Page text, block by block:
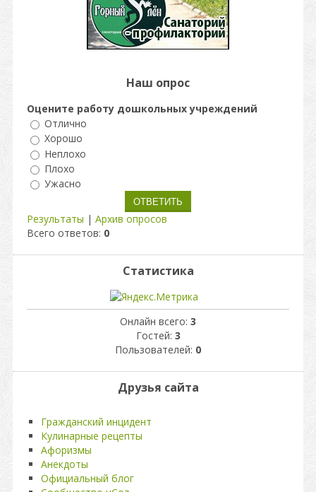
Наш опрос
Оцените работу дошкольных учреждений
Отлично
Хорошо
Неплохо
Плохо
Ужасно
Результаты | Архив опросов
Всего ответов: 0
Статистика
Онлайн всего: 3
Гостей: 3
Пользователей: 0
Друзья сайта
Гражданский инцидент
Кулинарные рецепты
Афоризмы
Анекдоты
Официальный блог